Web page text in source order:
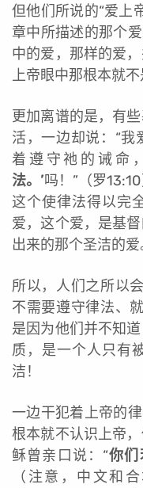
但他们所说的“爱上
章中所描述的那个
中的爱，那样的爱
上帝眼中那根本就不
更加离谱的是，有
活，一边却说：“
着遵守祂的诫命
法。’吗！”（罗
这个使律法得以完
爱，这个爱，是基
出来的那个圣洁的爱
所以，人们之所以
不需要遵守律法、
是因为他们并不知
质，是一个人只有
洁！
一边干犯着上帝的律
根本就不认识上帝
稣曾亲口说：“你们
（注意，中文和